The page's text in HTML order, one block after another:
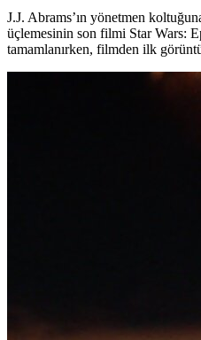
J.J. Abrams’ın yönetmen
üçlemesinin son filmi Star Wars:
tamamlanırken, filmden ilk